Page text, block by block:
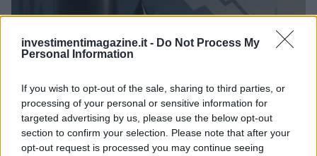
investimentimagazine.it - Do Not Process My
Personal Information
If you wish to opt-out of the sale, sharing to third parties, or
processing of your personal or sensitive information for
targeted advertising by us, please use the below opt-out
section to confirm your selection. Please note that after your
opt-out request is processed you may continue seeing
Petrolio in calo, Brent a 88.9 USD dopo un ribasso del 8.3%
Andrea Innocenti · 7 Ago 2026